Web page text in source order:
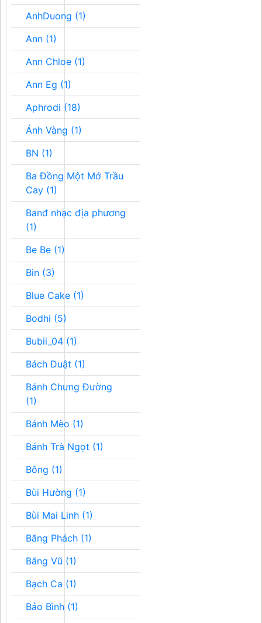
AnhDuong (1)
Ann (1)
Ann Chloe (1)
Ann Eg (1)
Aphrodi (18)
Ánh Vàng (1)
BN (1)
Ba Đồng Một Mớ Trầu
Cay (1)
Banđ nhạc địa phương
(1)
Be Be (1)
Bin (3)
Blue Cake (1)
Bodhi (5)
Bubii_04 (1)
Bách Duật (1)
Bánh Chưng Đường
(1)
Bánh Mèo (1)
Bánh Trà Ngọt (1)
Bông (1)
Bùi Hường (1)
Bùi Mai Linh (1)
Băng Phách (1)
Băng Vũ (1)
Bạch Ca (1)
Bảo Bình (1)